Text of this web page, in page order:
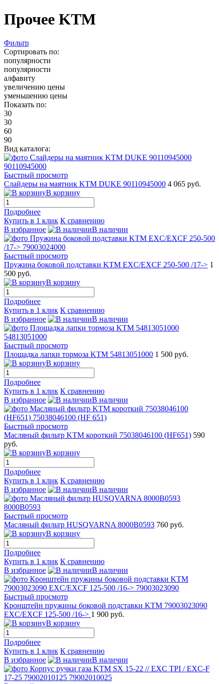
Прочее KTM
Фильтр
Сортировать по:
популярности
популярности
алфавиту
увеличению цены
уменьшению цены
Показать по:
30
30
60
90
Вид каталога:
Быстрый просмотр
Слайдеры на маятник KTM DUKE 90110945000 4 065 руб.
В корзину
Подробнее
Купить в 1 клик К сравнению
В избранное
В наличии
Быстрый просмотр
Пружина боковой подставки KTM EXC/EXCF 250-500 /17-> 1
500 руб.
В корзину
Подробнее
Купить в 1 клик К сравнению
В избранное
В наличии
Быстрый просмотр
Площадка лапки тормоза KTM 54813051000 1 500 руб.
В корзину
Подробнее
Купить в 1 клик К сравнению
В избранное
В наличии
Быстрый просмотр
Масляный фильтр KTM короткий 75038046100 (HF651) 590
руб.
В корзину
Подробнее
Купить в 1 клик К сравнению
В избранное
В наличии
Быстрый просмотр
Масляный фильтр HUSQVARNA 8000B0593 760 руб.
В корзину
Подробнее
Купить в 1 клик К сравнению
В избранное
В наличии
Быстрый просмотр
Кронштейн пружины боковой подставки KTM 79003023090
EXC/EXCF 125-500 /16-> 1 900 руб.
В корзину
Подробнее
Купить в 1 клик К сравнению
В избранное
В наличии